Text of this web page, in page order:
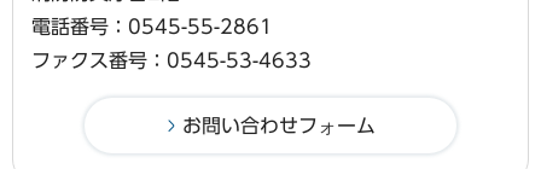
電話番号：0545-55-2861
ファクス番号：0545-53-4633